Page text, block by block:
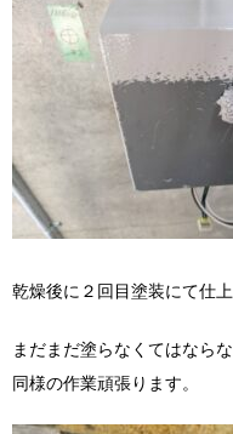
乾燥後に２回目塗装にて仕上
まだまだ塗らなくてはなら
同様の作業頑張ります。